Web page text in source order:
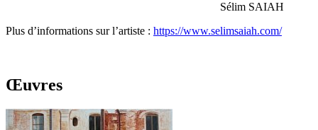
Sélim SAIAH
Plus d’informations sur l’artiste : https://www.selimsaiah.com/
Œuvres